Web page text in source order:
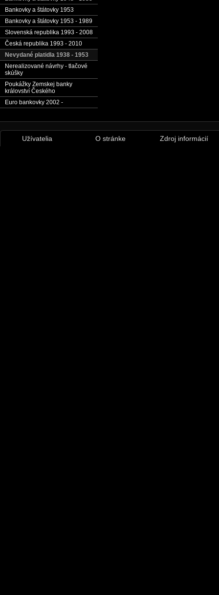
Bankovky a štátovky 1953
Bankovky a štátovky 1953 - 1989
Slovenská republika 1993 - 2008
Česká republika 1993 - 2010
Nevydané platidla 1938 - 1953
Nerealizované návrhy - tlačové
skúšky
Poukážky Zemskej banky
království Českého
Euro bankovky 2002 -
Užívatelia O stránke Zdroj informácií